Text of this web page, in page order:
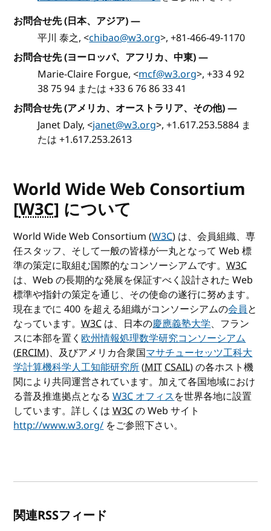
お問合せ先 (日本、アジア)—
平川 泰之, <chibao@w3.org>, +81-466-49-1170
お問合せ先 (ヨーロッパ、アフリカ、中東)—
Marie-Claire Forgue, <mcf@w3.org>, +33 4 92
38 75 94 または +33 6 76 86 33 41
お問合せ先 (アメリカ、オーストラリア、その他)—
Janet Daly, <janet@w3.org>, +1.617.253.5884 ま
たは +1.617.253.2613
World Wide Web Consortium
[W3C] について
World Wide Web Consortium (W3C) は、会員組織、専
任スタッフ、そして一般の皆様が一丸となって Web 標
準の策定に取組む国際的なコンソーシアムです。W3C
は、Web の長期的な発展を保証すべく設計された Web
標準や指針の策定を通じ、その使命の遂行に努めます。
現在までに 400 を超える組織がコンソーシアムの会員と
なっています。W3C は、日本の慶應義塾大学、フラン
スに本部を置く欧州情報処理数学研究コンソーシアム
(ERCIM)、及びアメリカ合衆国マサチューセッツ工科大
学計算機科学人工知能研究所(MITCSAIL) の各ホスト機
関により共同運営されています。加えて各国地域におけ
る普及推進拠点となるW3Cオフィスを世界各地に設置
しています。詳しくはW3Cの Web サイト
http://www.w3.org/をご参照下さい。
関連RSSフィード